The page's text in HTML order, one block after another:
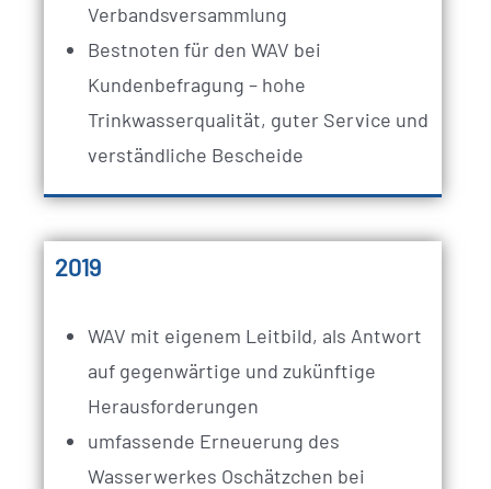
Verbandsversammlung
Bestnoten für den WAV bei
Kundenbefragung – hohe
Trinkwasserqualität, guter Service und
verständliche Bescheide
2019
WAV mit eigenem Leitbild, als Antwort
auf gegenwärtige und zukünftige
Herausforderungen
umfassende Erneuerung des
Wasserwerkes Oschätzchen bei